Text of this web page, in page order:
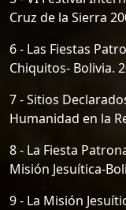
Cruz de la Sierra
6 - Las Fiestas
Chiquitos- Bolivia.
7 - Sitios
Humanidad en la
8 - La Fiesta
Misión Jesuítica-
9 - La Misión